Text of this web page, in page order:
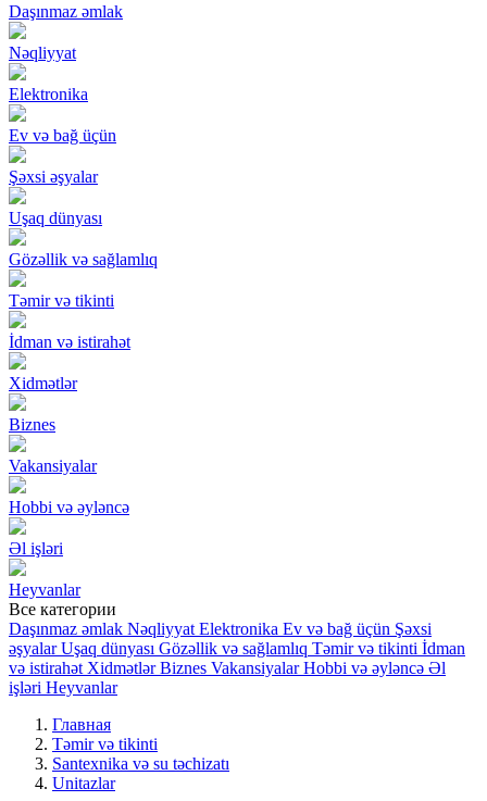
Daşınmaz əmlak
Nəqliyyat
Elektronika
Ev və bağ üçün
Şəxsi əşyalar
Uşaq dünyası
Gözəllik və sağlamlıq
Təmir və tikinti
İdman və istirahət
Xidmətlər
Biznes
Vakansiyalar
Hobbi və əyləncə
Əl işləri
Heyvanlar
Все категории
Daşınmaz əmlak Nəqliyyat Elektronika Ev və bağ üçün Şəxsi
əşyalar Uşaq dünyası Gözəllik və sağlamlıq Təmir və tikinti İdman
və istirahət Xidmətlər Biznes Vakansiyalar Hobbi və əyləncə Əl
işləri Heyvanlar
Главная
Təmir və tikinti
Santexnika və su təchizatı
Unitazlar